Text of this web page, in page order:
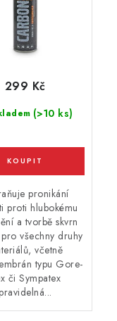
(>10 ks)
299 Kč
pronikání
proti hlubokému
a tvorbě skvrn
všechny druhy
včetně
typu Gore-
či Sympatex